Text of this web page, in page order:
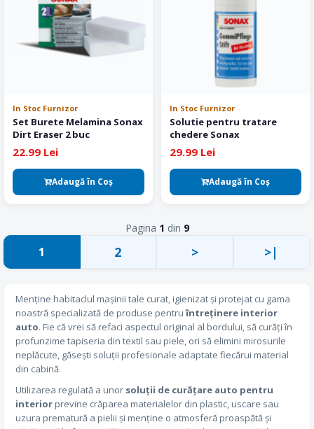
In Stoc Furnizor
Set Burete Melamina Sonax
Dirt Eraser 2 buc
22.99 Lei
Adaugă în Coş
In Stoc Furnizor
Solutie pentru tratare
chedere Sonax
29.99 Lei
Adaugă în Coş
Pagina 1 din 9
1 2 > >|
Menține habitaclul mașinii tale curat, igienizat și protejat cu gama
noastră specializată de produse pentruîntreținere interior
auto. Fie că vrei să refaci aspectul original al bordului, să curăți în
profunzime tapiseria din textil sau piele, ori să elimini mirosurile
neplăcute, găsești soluții profesionale adaptate fiecărui material
din cabină.
Utilizarea regulată a unor soluții de curățare auto pentru
interior previne crăparea materialelor din plastic, uscare sau
uzura prematură a pielii și menține o atmosferă proaspătă și